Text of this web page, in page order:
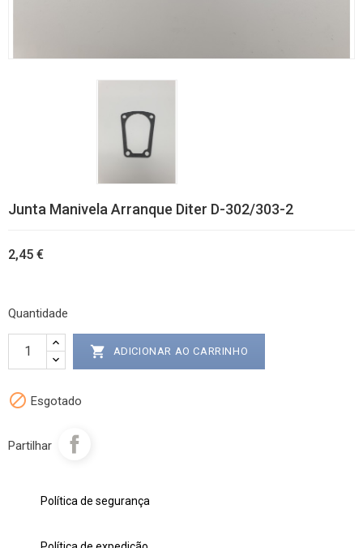
Junta Manivela Arranque Diter D-302/303-2
2,45 €
Quantidade
 ADICIONAR AO CARRINHO
 Esgotado
Partilhar
Política de segurança